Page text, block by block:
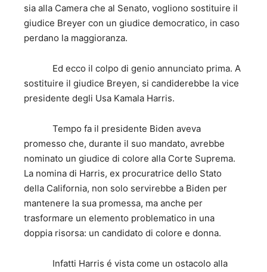
sia alla Camera che al Senato, vogliono sostituire il
giudice Breyer con un giudice democratico, in caso
perdano la maggioranza.
Ed ecco il colpo di genio annunciato prima. A
sostituire il giudice Breyen, si candiderebbe la vice
presidente degli Usa Kamala Harris.
Tempo fa il presidente Biden aveva
promesso che, durante il suo mandato, avrebbe
nominato un giudice di colore alla Corte Suprema.
La nomina di Harris, ex procuratrice dello Stato
della California, non solo servirebbe a Biden per
mantenere la sua promessa, ma anche per
trasformare un elemento problematico in una
doppia risorsa: un candidato di colore e donna.
Infatti Harris é vista come un ostacolo alla